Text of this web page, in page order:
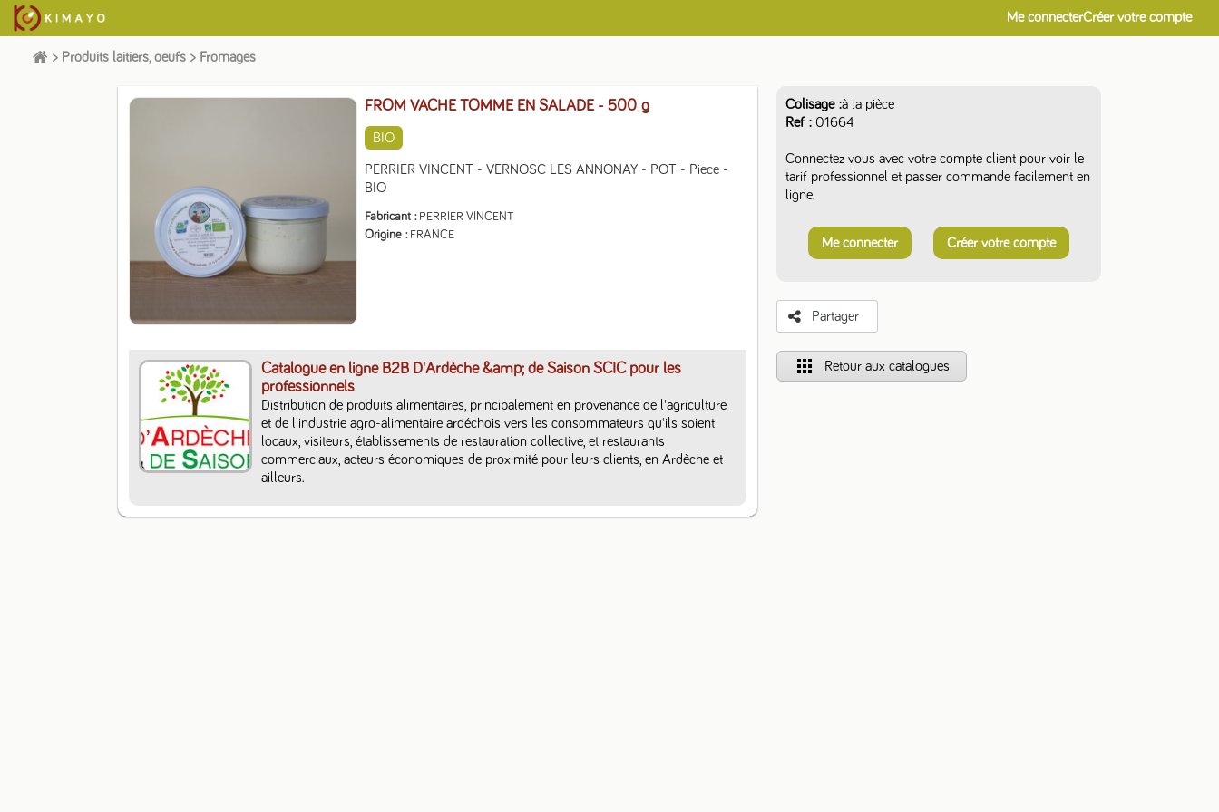
Me connecterCréer votre compte
> Produits laitiers, oeufs > Fromages
FROM VACHE TOMME EN SALADE - 500 g
BIO
PERRIER VINCENT - VERNOSC LES ANNONAY - POT - Piece -
BIO
Fabricant
PERRIER VINCENT
Origine
FRANCE
Catalogue en ligne B2B D'Ardèche &amp; de Saison SCIC pour les
professionnels
Distribution de produits alimentaires, principalement en provenance de l'agriculture
et de l'industrie agro-alimentaire ardéchois vers les consommateurs qu'ils soient
locaux, visiteurs, établissements de restauration collective, et restaurants
commerciaux, acteurs économiques de proximité pour leurs clients, en Ardèche et
ailleurs.
Colisage à la pièce
Ref
01664
Connectez vous avec votre compte client pour voir le
tarif professionnel et passer commande facilement en
ligne.
Me connecter Créer votre compte
Partager
apps Retour aux catalogues